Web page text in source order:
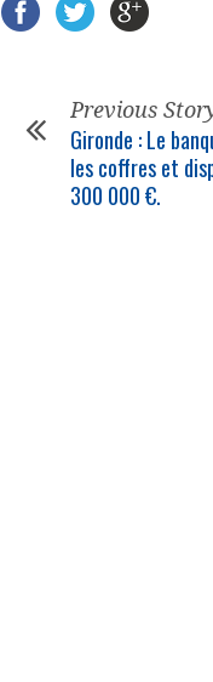
Previous
Gironde : Le
les coffres et
300 000 €.